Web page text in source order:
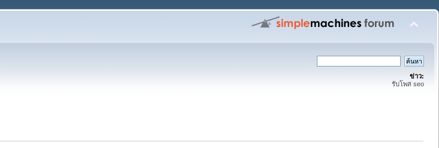
ข่าว:
รับโพส seo